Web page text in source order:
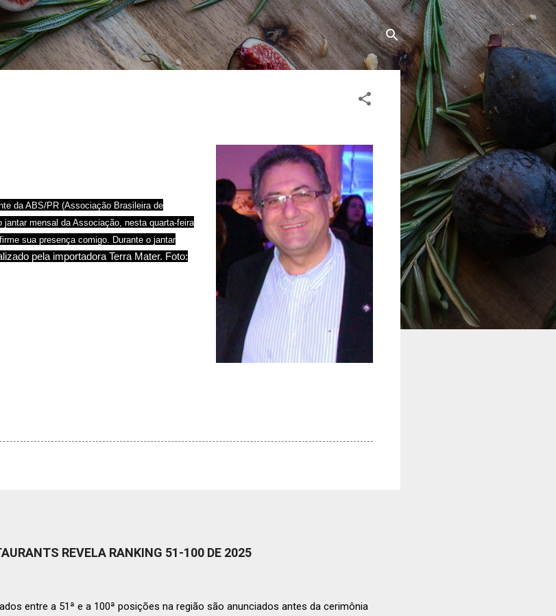
Pular para o conteúdo principal
da ABS/PR (Associação Brasileira de
mensal da Associação, nesta quarta-feira
sua presença comigo. Durante o jantar
pela importadora Terra Mater. Foto:
REVELA RANKING 51-100 DE 2025
entre a 51ª e a 100ª posições na região são anunciados antes da cerimônia